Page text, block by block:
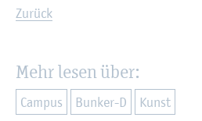
Zu­rück
Mehr lesen über:
Cam­pus Bun­ker-D Kunst